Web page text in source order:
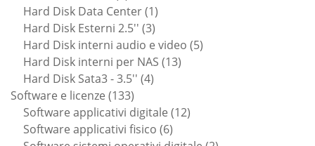
prodotti
Hard Disk Data Center 11
prodotto
Hard Disk Esterni 2.5'' 33
prodotti
Hard Disk interni audio e video 55
Hard Disk interni per NAS 1313
Hard Disk Sata3 - 3.5'' 44
Software e licenze 133133
prodotti
Software applicativi digitale 1212
Software applicativi fisico 66